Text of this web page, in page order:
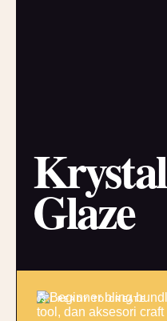
Krystal
Glaze
03 / READY TO CREATE